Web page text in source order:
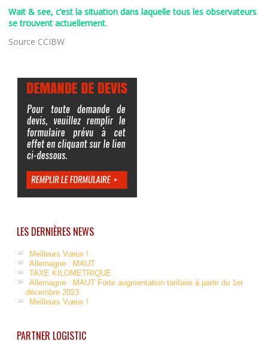
Wait & see, c’est la situation dans laquelle tous les observateurs
se trouvent actuellement.
Source CCIBW
LES DERNIÈRES NEWS
Meilleurs Vœux !
Allemagne : MAUT
TAXE KILOMETRIQUE
Allemagne : MAUT Forte augmentation tarifaire à partir du 1er
décembre 2023
Meilleurs Vœux !
PARTNER LOGISTIC